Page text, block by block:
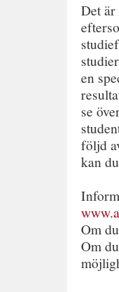
Det
en
se
följd
kan
Om
Om